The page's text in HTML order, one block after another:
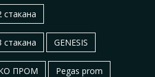
GENESIS
ПРОМ Pegas prom